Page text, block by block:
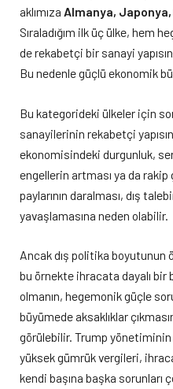
aklımıza Almanya, Japonya,
Sıraladığım ilk üç ülke, hem
de rekabetçi bir sanayi
Bu nedenle güçlü ekonomik
Bu kategorideki ülkeler için
sanayilerinin rekabetçi
ekonomisindeki durgunluk,
engellerin artması ya da
paylarının daralması, dış
yavaşlamasına neden olabilir.
Ancak dış politika boyutunun
bu örnekte ihracata dayalı bir
olmanın, hegemonik güçle
büyümede aksaklıklar
görülebilir. Trump yönetiminin
yüksek gümrük vergileri,
kendi başına başka